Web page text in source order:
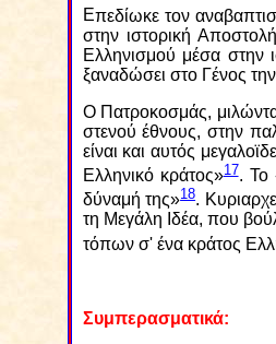
Επεδίωκε τον
στην ιστορική
Ελληνισμού μέσα στην
ξαναδώσει στο Γένος
Ο Πατροκοσμάς,
στενού έθνους, στην
είναι και αυτός
Ελληνικό κράτος»17. Το
δύναμή της»18.
τη Μεγάλη Ιδέα, που
τόπων σ' ένα κράτος
Συμπερασματικά: